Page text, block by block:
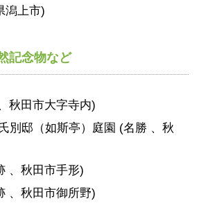
潟上市)
記念物など
秋田市大字寺内)
別邸（如斯亭）庭園 (名勝 、秋
、秋田市手形)
、秋田市御所野)